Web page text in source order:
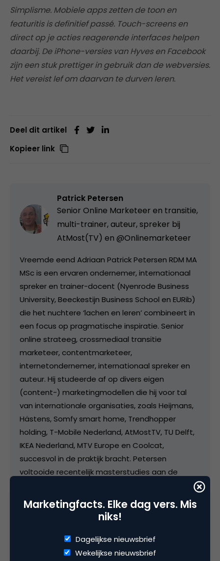
Simplisme. Mobiele apps zetten de toon en
featuritis is definitief passé. Touch-screens en
direct op je acties reagerende interfaces helpen
daarbij. De iPhone-versies van Hyves en Facebook
zijn een stuk prettiger in gebruik dan de webversies.
Het vereist lef om daarvan te durven leren.
Deel dit artikel
Kopieer link
Patrick Petersen
Senior Online Marketeer en transitie,
multi-trainer, auteur, spreker bij
AtMost(TV) en @Onlinemarketeer
Vreemde eend Adriaan Patrick Petersen RDM MA
MSc is een ervaren ondernemer, internationaal
spreker en trainer-docent (Nyenrode Business
University, Beeckestijn Business School en EURib)
die het nuchtere ‘lachen en leren’ combineert in
een focus op pragmatische inspiratie. Senior
online strateeg, crossmediaal transitie
marketeer, contentmarketeer,
internetondernemer, internationaal spreker en
auteur. Hij studeerde af op divers eigen
(content-) marketingmodellen die hij voor tal
van internationale organisaties, zoals Heijmans,
Hästens, Somfy smart home, Trendhopper
holding, T-Mobile Nederland, AtMostTV, TU Delft,
IKEA Nederland, MTV Europe en Coolcat,
succesvol in de praktijk bracht. Petersen
voltooide recentelijk masterstudies aan de
Geneva Business School, die hem brachten tot
de integratiemodellen van doel-gerichte digitale
reality en de moderne contentstrategie. Deze
inzichten hebben hem tevens tot bestseller
Marketingfacts. Elke dag vers. Mis
niks!
Dagelijkse nieuwsbrief
Wekelijkse nieuwsbrief